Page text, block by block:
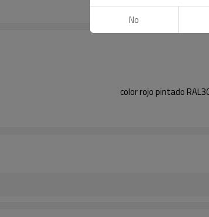
color rojo pintado
No